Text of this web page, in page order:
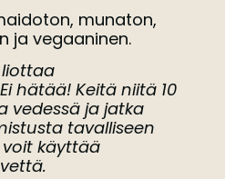
munaton,
ja vegaaninen.
hätää! Keitä niitä 10
vedessä ja jatka
tavalliseen
käyttää